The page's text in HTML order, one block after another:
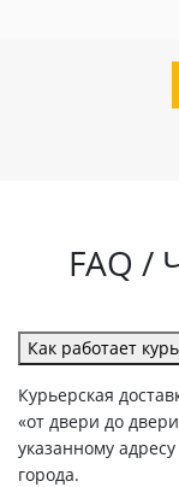
FAQ
Как работает
Курьерская
«от двери до
указанному
города.